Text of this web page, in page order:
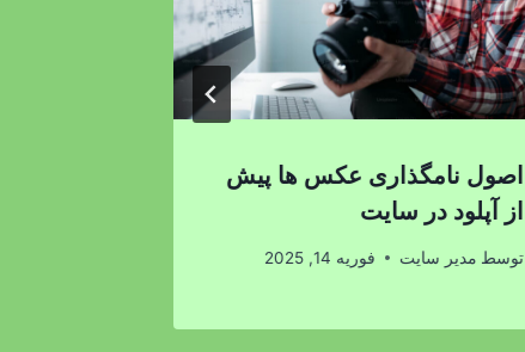
اصول نامگذاری عکس ها پیش
از آپلود در سایت
توسط مدیر سایت فوریه 14, 2025